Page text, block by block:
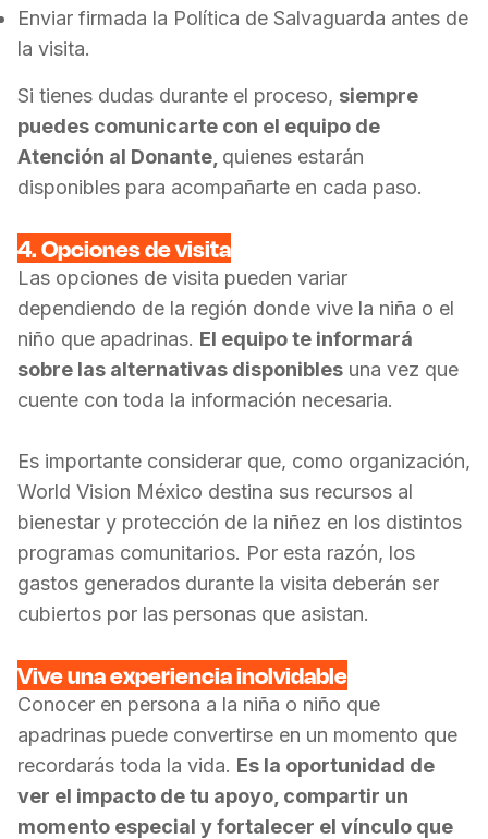
Enviar firmada la Política de Salvaguarda antes de
la visita.
Si tienes dudas durante el proceso, siempre
puedes comunicarte con el equipo de
Atención al Donante, quienes estarán
disponibles para acompañarte en cada paso.
4. Opciones de visita
Las opciones de visita pueden variar
dependiendo de la región donde vive la niña o el
niño que apadrinas. El equipo te informará
sobre las alternativas disponibles una vez que
cuente con toda la información necesaria.
Es importante considerar que, como organización,
World Vision México destina sus recursos al
bienestar y protección de la niñez en los distintos
programas comunitarios. Por esta razón, los
gastos generados durante la visita deberán ser
cubiertos por las personas que asistan.
Vive una experiencia inolvidable
Conocer en persona a la niña o niño que
apadrinas puede convertirse en un momento que
recordarás toda la vida. Es la oportunidad de
ver el impacto de tu apoyo, compartir un
momento especial y fortalecer el vínculo que